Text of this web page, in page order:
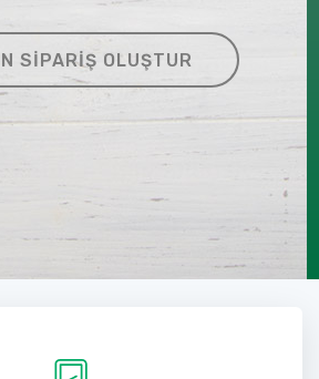
SIPARIŞ OLUŞTUR